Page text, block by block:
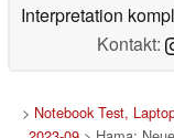
Interpretation
Kontakt:
> Notebook Test,